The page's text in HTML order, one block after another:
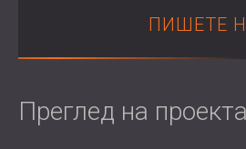
ЗВУКОИЗОЛАЦИЯ И
ЗАЛИ
РЕШЕНИЯ ЗА
ЗВУКОИЗОЛАЦИЯ И
POLAND (PL)
РОССИЯ (RU)
SOUTH AFRICA (ZA)
ПИШЕТЕ
Преглед на проекта